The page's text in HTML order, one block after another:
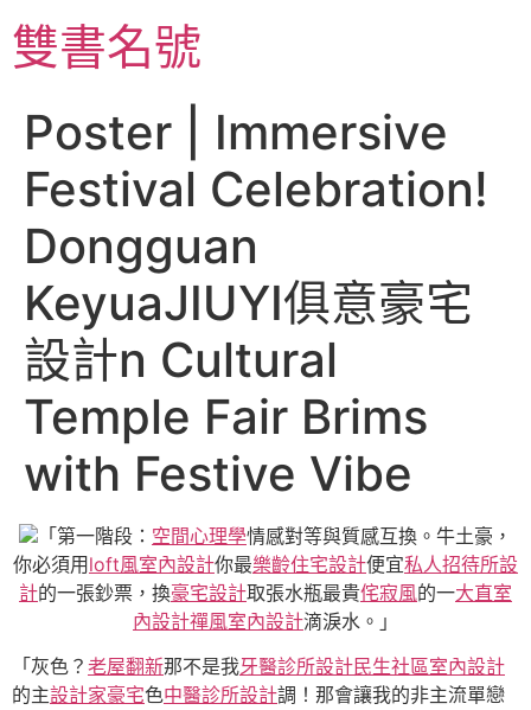
至
主雙書名號
Poster | Immersive
Festival Celebration!
Dongguan
KeyuaJIUYI俱意豪宅
設計n Cultural
Temple Fair Brims
with Festive Vibe
「第一階段： 空間心理學情感對等與質感互換。牛土豪，
你必須用 loft風室內設計你最樂齡住宅設計便宜私人招待所設
計的一張鈔票，換豪宅設計取張水瓶最貴侘寂風的一大直室
內設計禪風室內設計滴淚水。」
「灰色？ 老屋翻新那不是我牙醫診所設計民生社區室內設計
的主設計家豪宅色中醫診所設計調！那會讓我的非主流單戀